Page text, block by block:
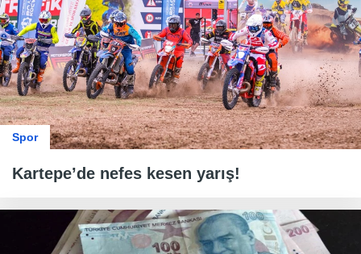
Spor
Kartepe’de nefes kesen yarış!